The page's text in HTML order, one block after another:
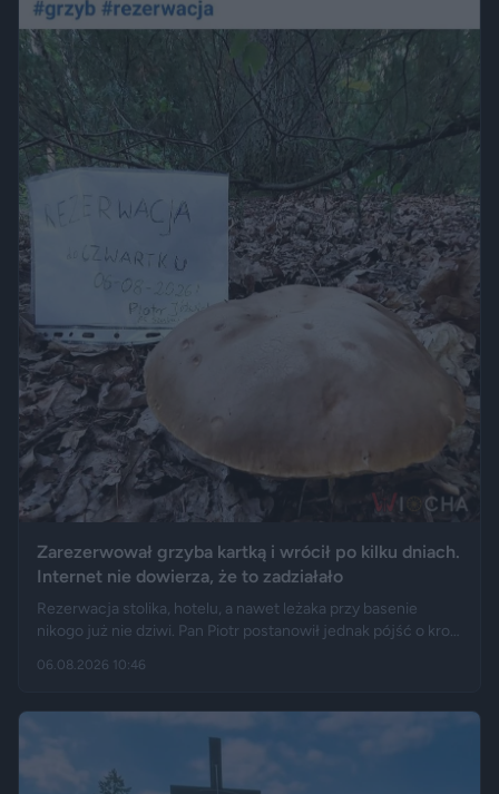
Zarezerwował grzyba kartką i wrócił po kilku dniach.
Internet nie dowierza, że to zadziałało
Rezerwacja stolika, hotelu, a nawet leżaka przy basenie
nikogo już nie dziwi. Pan Piotr postanowił jednak pójść o krok
„Fakt”, po kilku dniach wrócił w to samo miejsce i odkrył, że
06.08.2026 10:46